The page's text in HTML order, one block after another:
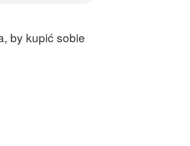
by kupić sobie